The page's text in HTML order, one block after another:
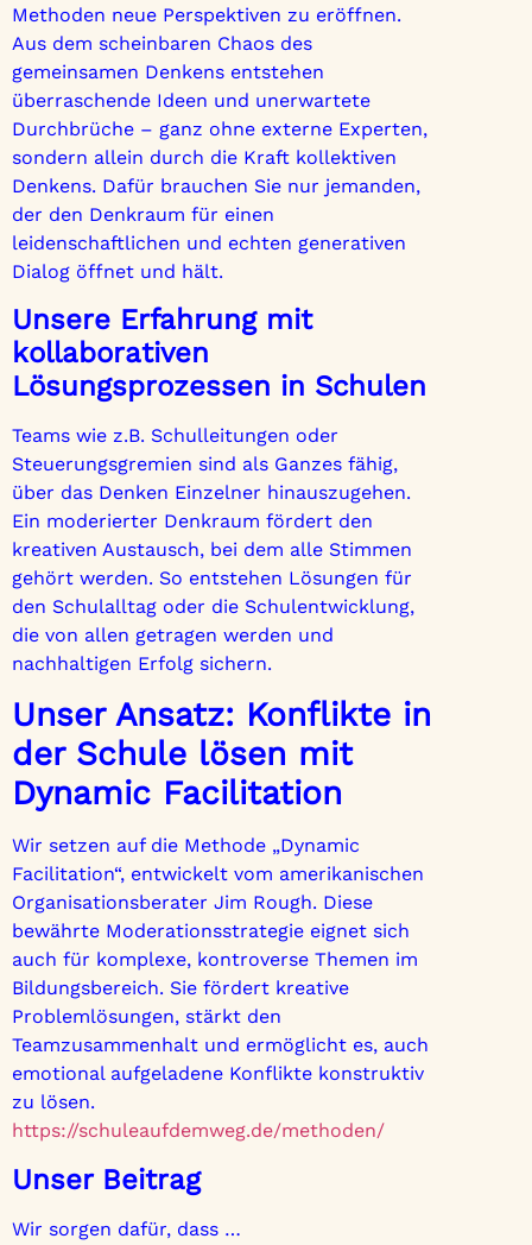
Methoden neue Perspektiven zu eröffnen.
Aus dem scheinbaren Chaos des
gemeinsamen Denkens entstehen
überraschende Ideen und unerwartete
Durchbrüche – ganz ohne externe Experten,
sondern allein durch die Kraft kollektiven
Denkens. Dafür brauchen Sie nur jemanden,
der den Denkraum für einen
leidenschaftlichen und echten generativen
Dialog öffnet und hält.
Unsere Erfahrung mit
kollaborativen
Lösungsprozessen in Schulen
Teams wie z.B. Schulleitungen oder
Steuerungsgremien sind als Ganzes fähig,
über das Denken Einzelner hinauszugehen.
Ein moderierter Denkraum fördert den
kreativen Austausch, bei dem alle Stimmen
gehört werden. So entstehen Lösungen für
den Schulalltag oder die Schulentwicklung,
die von allen getragen werden und
nachhaltigen Erfolg sichern.
Unser Ansatz: Konflikte in
der Schule lösen mit
Dynamic Facilitation
Wir setzen auf die Methode „Dynamic
Facilitation“, entwickelt vom amerikanischen
Organisationsberater Jim Rough. Diese
bewährte Moderationsstrategie eignet sich
auch für komplexe, kontroverse Themen im
Bildungsbereich. Sie fördert kreative
Problemlösungen, stärkt den
Teamzusammenhalt und ermöglicht es, auch
emotional aufgeladene Konflikte konstruktiv
zu lösen.
https://schuleaufdemweg.de/methoden/
Unser Beitrag
Wir sorgen dafür, dass …